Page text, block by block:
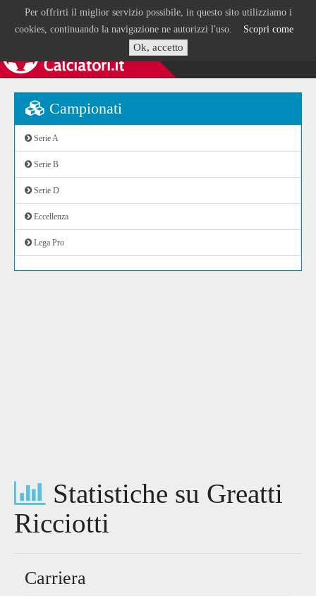
Per offrirti il miglior servizio possibile, in questo sito utilizziamo i
cookies, continuando la navigazione ne autorizzi l'uso. Scopri come
Ok, accetto
Campionati
Serie A
Serie B
Serie D
Eccellenza
Lega Pro
Statistiche su Greatti
Ricciotti
Carriera